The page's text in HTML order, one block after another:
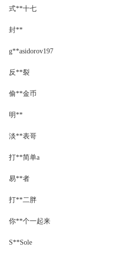
式**十七
封**
g**asidorov197
反**裂
偷**金币
明**
淡**表哥
打**简单a
易**者
打**二胖
你**个一起来
S**Sole